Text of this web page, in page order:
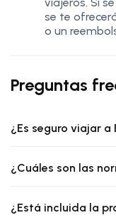
se te
o un
Preguntas
¿Es seguro viajar
¿Cuáles son las
¿Está incluida la